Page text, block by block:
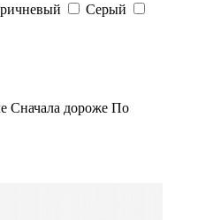
Серый
Сначала дороже По